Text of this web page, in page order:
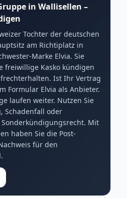
in Wallisellen –
Tochter der deutschen
am Richtiplatz in
Marke Elvia. Sie
freiwillige Kasko kündigen
Ist Ihr Vertrag
Formular Elvia als Anbieter.
laufen weiter. Nutzen Sie
Schadenfall oder
Sonderkündigungsrecht. Mit
haben Sie die Post-
für den